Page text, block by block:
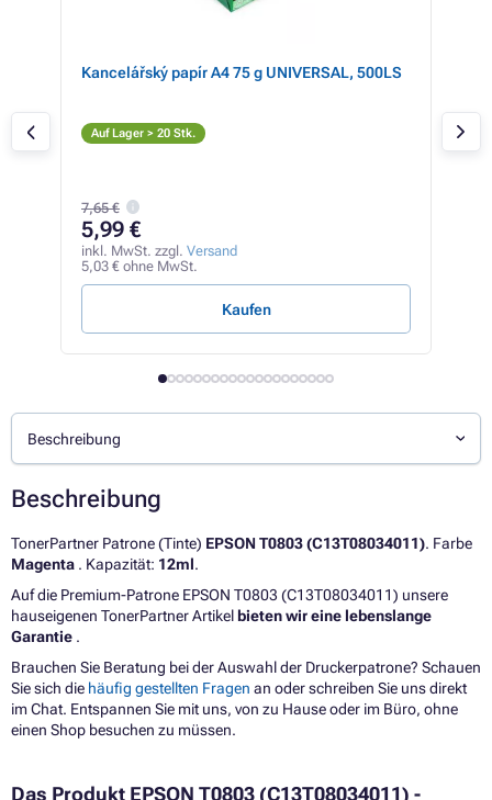
Kancelářský papír A4 75 g UNIVERSAL, 500LS
Auf Lager > 20 Stk.
7,65 €
5,99 €
inkl. MwSt. zzgl. Versand
5,03 € ohne MwSt.
Kaufen
Beschreibung
Beschreibung
TonerPartner Patrone (Tinte) EPSON T0803 (C13T08034011). Farbe
Magenta . Kapazität: 12ml.
Auf die Premium-Patrone EPSON T0803 (C13T08034011) unsere
hauseigenen TonerPartner Artikel bieten wir eine lebenslange
Garantie .
Brauchen Sie Beratung bei der Auswahl der Druckerpatrone? Schauen
Sie sich die häufig gestellten Fragen an oder schreiben Sie uns direkt
im Chat. Entspannen Sie mit uns, von zu Hause oder im Büro, ohne
einen Shop besuchen zu müssen.
Das Produkt EPSON T0803 (C13T08034011) -